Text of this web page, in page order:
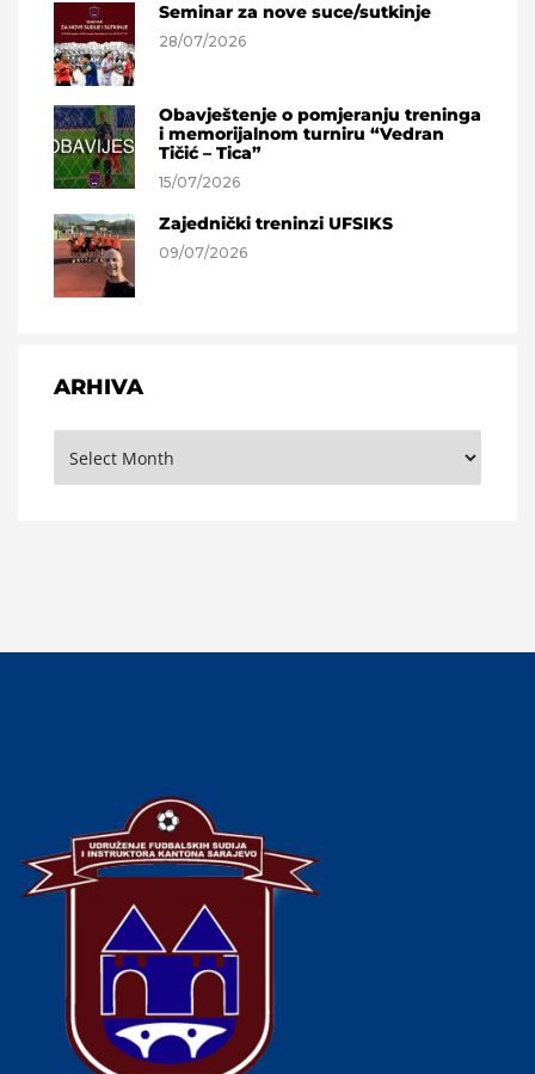
Seminar za nove suce/sutkinje
28/07/2026
Obavještenje o pomjeranju treninga
i memorijalnom turniru “Vedran
Tičić – Tica”
15/07/2026
Zajednički treninzi UFSIKS
09/07/2026
ARHIVA